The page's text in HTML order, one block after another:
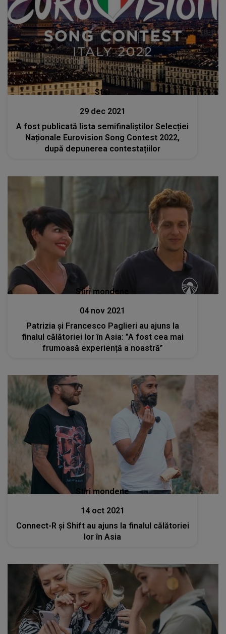
Stiri
29 dec 2021
A fost publicată lista semifinaliștilor Selecției
Naționale Eurovision Song Contest 2022,
după depunerea contestațiilor
Stiri mondene
04 nov 2021
Patrizia și Francesco Paglieri au ajuns la
finalul călătoriei lor în Asia: ”A fost cea mai
frumoasă experiență a noastră”
Stiri mondene
14 oct 2021
Connect-R și Shift au ajuns la finalul călătoriei
lor în Asia